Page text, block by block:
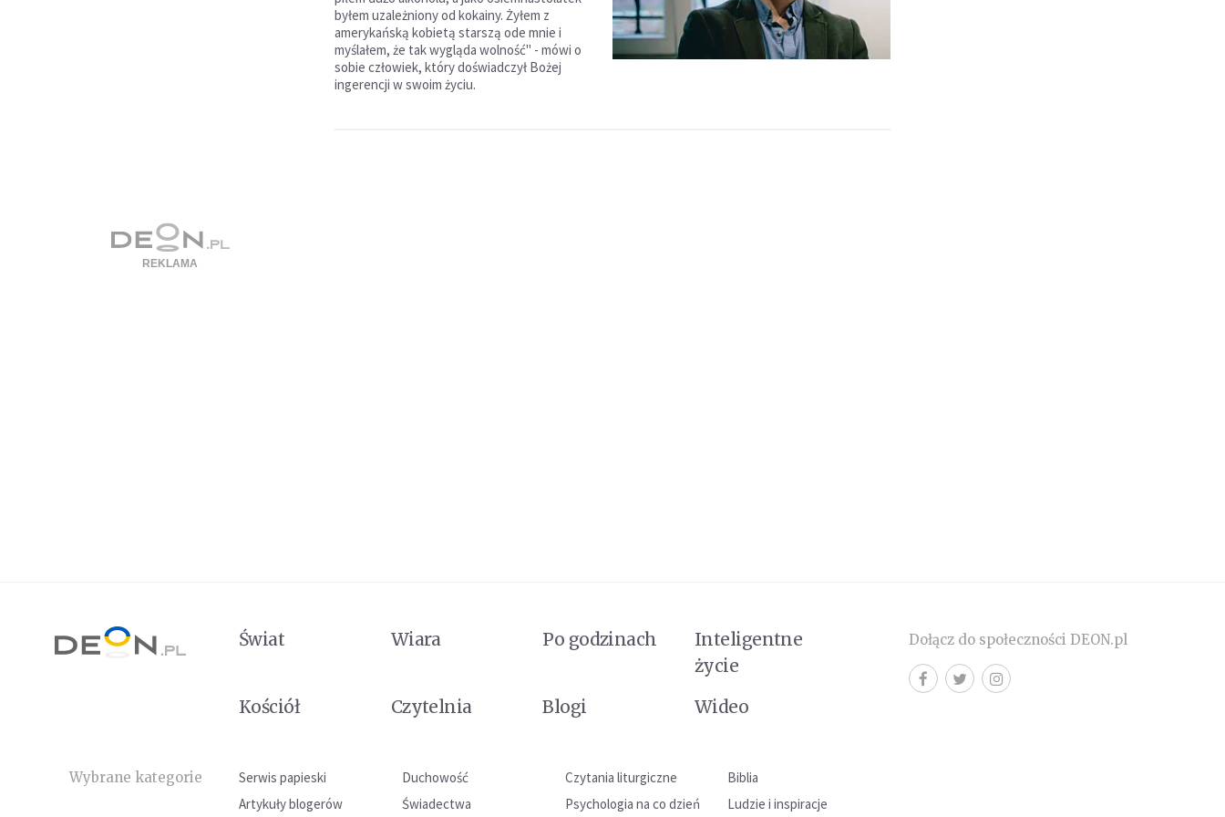
byłem uzależniony od kokainy. Żyłem z
amerykańską kobietą starszą ode mnie i
myślałem, że tak wygląda wolność" - mówi o
sobie człowiek, który doświadczył Bożej
ingerencji w swoim życiu.
Świat Wiara Po godzinach
Inteligentne
życie
Kościół
Czytelnia Blogi Wideo
Wybrane kategorie Serwis papieski Duchowość Czytania liturgiczne
Biblia
Artykuły blogerów
Świadectwa Psychologia na co dzień Ludzie i inspiracje
Dołącz do społeczności DEON.pl